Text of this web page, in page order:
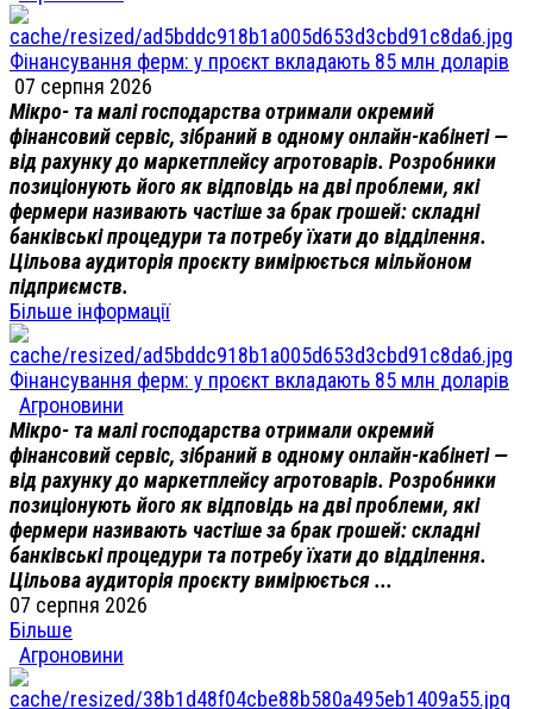
Фінансування ферм: у проєкт вкладають 85 млн доларів
07 серпня 2026
Мікро- та малі господарства отримали окремий
фінансовий сервіс, зібраний в одному онлайн-кабінеті —
від рахунку до маркетплейсу агротоварів. Розробники
позиціонують його як відповідь на дві проблеми, які
фермери називають частіше за брак грошей: складні
банківські процедури та потребу їхати до відділення.
Цільова аудиторія проєкту вимірюється мільйоном
підприємств.
Більше інформації
Фінансування ферм: у проєкт вкладають 85 млн доларів
Агроновини
Мікро- та малі господарства отримали окремий
фінансовий сервіс, зібраний в одному онлайн-кабінеті —
від рахунку до маркетплейсу агротоварів. Розробники
позиціонують його як відповідь на дві проблеми, які
фермери називають частіше за брак грошей: складні
банківські процедури та потребу їхати до відділення.
Цільова аудиторія проєкту вимірюється ...
07 серпня 2026
Більше
Агроновини